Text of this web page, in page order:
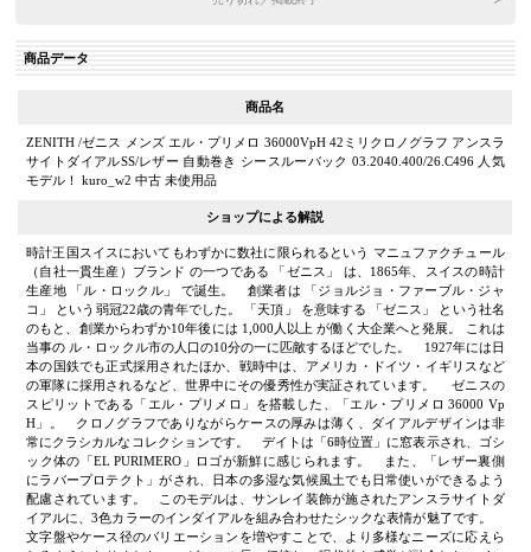
商品データ
商品名
ZENITH /ゼニス メンズ エル・プリメロ 36000VpH 42ミリクロノグラフ アンスラ
サイトダイアルSS/レザー 自動巻き シースルーバック 03.2040.400/26.C496 人気
モデル！ kuro_w2 中古 未使用品
ショップによる解説
時計王国スイスにおいてもわずかに数社に限られるという マニュファクチュール
（自社一貫生産）ブランド の一つである 「ゼニス」 は、1865年、スイスの時計
生産地 「ル・ロックル」 で誕生。 創業者は 「ジョルジョ・ファーブル・ジャ
コ」 という弱冠22歳の青年でした。 「天頂」 を意味する 「ゼニス」 という社名
のもと、創業からわずか10年後には 1,000人以上 が働く大企業へと発展。 これは
当事の ル・ロックル市の人口の10分の一に匹敵するほどでした。 1927年には日
本の国鉄でも正式採用されたほか、戦時中は、アメリカ・ドイツ・イギリスなど
の軍隊に採用されるなど、世界中にその優秀性が実証されています。 ゼニスの
スピリットである「エル・プリメロ」を搭載した、「エル・プリメロ 36000 Vp
H」。 クロノグラフでありながらケースの厚みは薄く、ダイアルデザインは非
常にクラシカルなコレクションです。 デイトは「6時位置」に窓表示され、ゴシ
ック体の「EL PURIMERO」ロゴが新鮮に感じられます。 また、「レザー裏側
にラバープロテクト」がされ、日本の多湿な気候風土でも日常使いができるよう
配慮されています。 このモデルは、サンレイ装飾が施されたアンスラサイトダ
イアルに、3色カラーのインダイアルを組み合わせたシックな表情が魅了です。
文字盤やケース径のバリエーションを増やすことで、より多様なニーズに応えら